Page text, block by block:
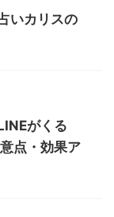
いカリスの
がくる
点・効果ア